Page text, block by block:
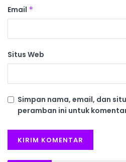
Email *
Situs Web
Simpan nama, email, dan
peramban ini untuk